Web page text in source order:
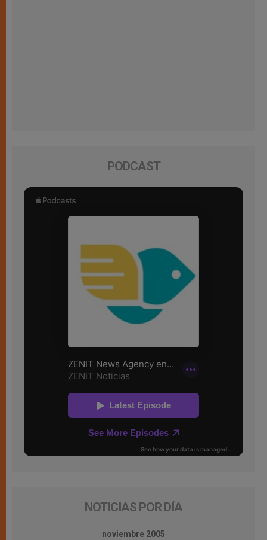
PODCAST
NOTICIAS POR DÍA
noviembre 2005